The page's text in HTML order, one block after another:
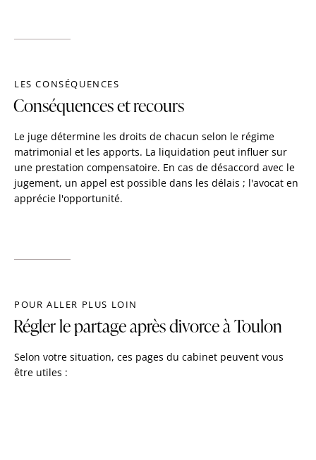
LES CONSÉQUENCES
Conséquences et recours
Le juge détermine les droits de chacun selon le régime
matrimonial et les apports. La liquidation peut influer sur
une prestation compensatoire. En cas de désaccord avec le
jugement, un appel est possible dans les délais ; l'avocat en
apprécie l'opportunité.
POUR ALLER PLUS LOIN
Régler le partage après divorce à Toulon
Selon votre situation, ces pages du cabinet peuvent vous
être utiles :